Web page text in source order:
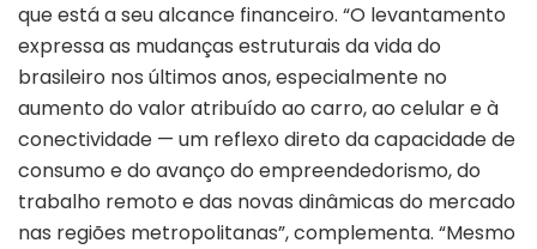
que está a seu alcance financeiro. “O levantamento
expressa as mudanças estruturais da vida do
brasileiro nos últimos anos, especialmente no
aumento do valor atribuído ao carro, ao celular e à
conectividade — um reflexo direto da capacidade de
consumo e do avanço do empreendedorismo, do
trabalho remoto e das novas dinâmicas do mercado
nas regiões metropolitanas”, complementa. “Mesmo